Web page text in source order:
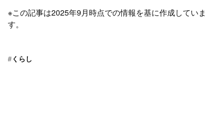
※この記事は2025年9月時点での情報を基に作成していま
す。
#くらし